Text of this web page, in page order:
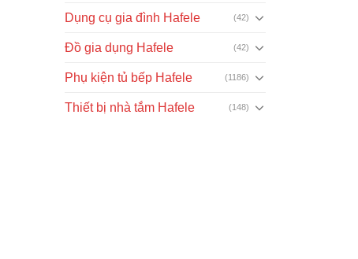
Dụng cụ gia đình Hafele (42)
Đồ gia dụng Hafele (42)
Phụ kiện tủ bếp Hafele (1186)
Thiết bị nhà tắm Hafele (148)